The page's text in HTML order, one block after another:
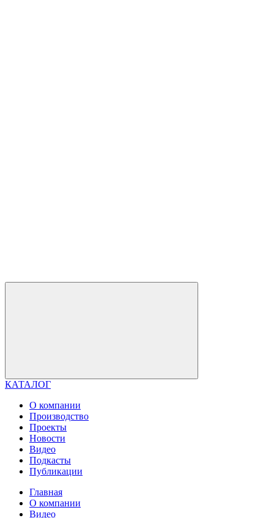
КАТАЛОГ
О компании
Производство
Проекты
Новости
Видео
Подкасты
Публикации
Главная
О компании
Видео